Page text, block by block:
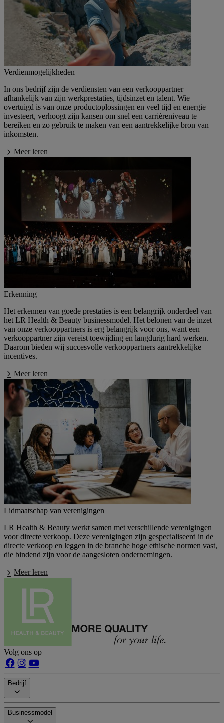
Verdienmogelijkheden
In ons bedrijf zijn de verdiensten van een verkooppartner
afhankelijk van zijn werkprestaties, tijdsinzet en talent. Wie
overtuigd is van onze productoplossingen en veel tijd en energie
investeert, verhoogt zijn kansen om snel een carrièreniveau te
bereiken en zo gebruik te maken van een aantrekkelijke bron van
inkomsten.
Meer leren
Erkenning
Het erkennen van goede prestaties is een belangrijk onderdeel van
het LR Health & Beauty businessmodel. Het belonen van de inzet
van onze verkooppartners is erg belangrijk voor ons, want een
verkooppartner zijn vereist toewijding en langdurig hard werken.
Daarom bieden wij succesvolle verkooppartners aantrekkelijke
incentives.
Meer leren
Lidmaatschap van verenigingen
LR Health & Beauty werkt samen met verschillende verenigingen
voor directe verkoop. Deze verenigingen zijn gespecialiseerd in de
directe verkoop en leggen in de branche hoge ethische normen vast,
die bindend zijn voor de aangesloten ondernemingen.
Meer leren
Volg ons op
Bedrijf
Businessmodel